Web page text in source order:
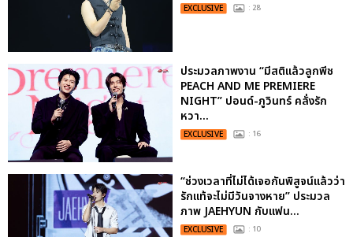
EXCLUSIVE : 28
ประมวลภาพงาน “มีสติแล้วลูกพีช
PEACH AND ME PREMIERE
NIGHT” ปอนด์-ภูวินทร์ คลั่งรัก
หวา...
EXCLUSIVE : 16
“ช่วงเวลาที่ไม่ได้เจอกันพิสูจน์แล้วว่า
รักแท้จะไม่มีวันจางหาย” ประมวล
ภาพ JAEHYUN กับแฟน...
EXCLUSIVE : 10